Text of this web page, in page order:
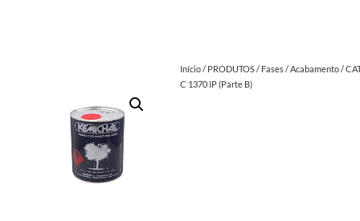
Início/ PRODUTOS/ Fases/Acabamento/
C 1370 IP (Parte B)